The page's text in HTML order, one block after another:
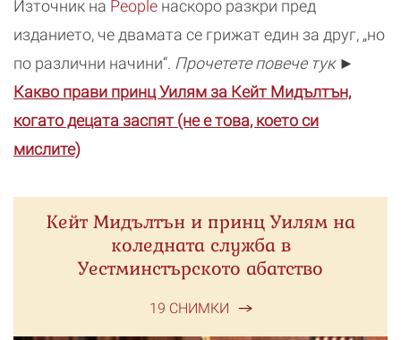
Източник на People наскоро разкри пред
изданието, че двамата се грижат един за друг, „но
по различни начини“. Прочетете повече тук►
Какво прави принц Уилям за Кейт Мидълтън,
когато децата заспят (не е това, което си
мислите)
Кейт Мидълтън и принц Уилям на
коледната служба в
Уестминстърското абатство
19 СНИМКИ